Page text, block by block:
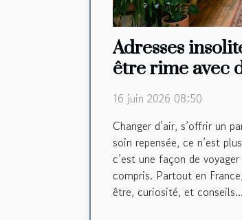
Adresses
être rime avec
16 juin 2026 08:50
Changer d’air, s’offrir un
soin repensée, ce n’est
c’est une façon de
compris. Partout en
être, curiosité, et conseils...